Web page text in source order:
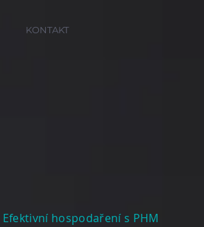
KONTAKT
Efektivní hospodaření s PHM